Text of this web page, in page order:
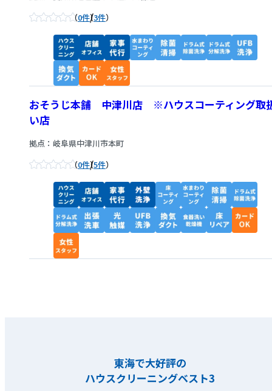
0件/3件
おそうじ本舗 中津川店 ※ハウスコーティング取
い店
拠点：岐阜県中津川市本町
0件/5件
東海で大好評の
ハウスクリーニングベスト3